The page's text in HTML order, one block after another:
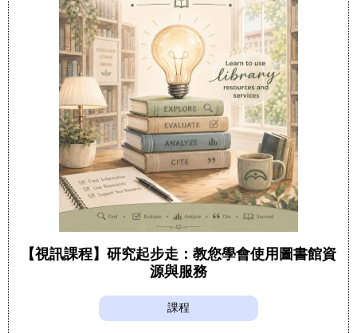
【視訊課程】研究起步走：教您學會使用圖書館資
源與服務
課程